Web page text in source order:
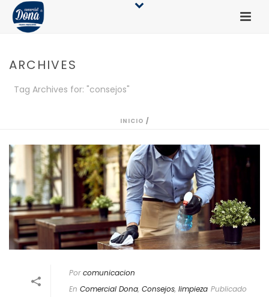
ARCHIVES
Tag Archives for: "consejos"
INICIO /
Por comunicacion
En Comercial Dona, Consejos, limpieza Publicado